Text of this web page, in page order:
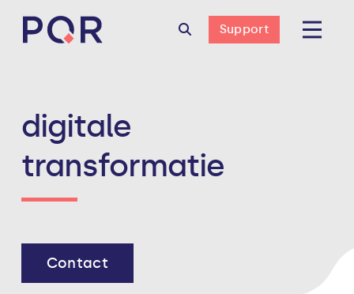
Support
digitale
transformatie
Contact